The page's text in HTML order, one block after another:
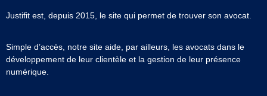
Justifit est, depuis 2015, le site qui permet de trouver son avocat.
Simple d’accès, notre site aide, par ailleurs, les avocats dans le
développement de leur clientèle et la gestion de leur présence
numérique.